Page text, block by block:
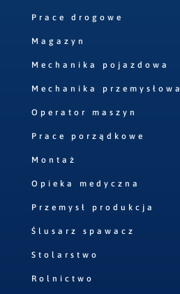
Prace drogowe
Magazyn
Mechanika pojazdowa
Mechanika przemysłowa
Operator maszyn
Prace porządkowe
Montaż
Opieka medyczna
Przemysł produkcja
Ślusarz spawacz
Stolarstwo
Rolnictwo